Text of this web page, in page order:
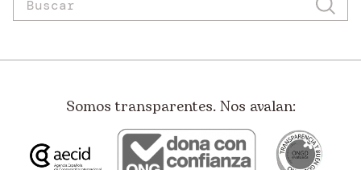
Somos transparentes. Nos avalan: